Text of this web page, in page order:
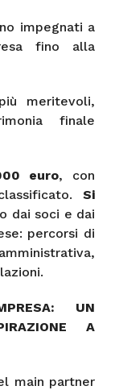
impegnati a
fino alla
meritevoli,
finale
euro, con
Si
dai soci e dai
percorsi di
UN
A
main partner